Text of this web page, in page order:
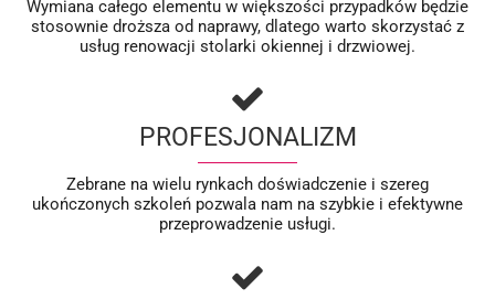
Wymiana całego elementu w większości przypadków będzie
stosownie droższa od naprawy, dlatego warto skorzystać z
usług renowacji stolarki okiennej i drzwiowej.
PROFESJONALIZM
Zebrane na wielu rynkach doświadczenie i szereg
ukończonych szkoleń pozwala nam na szybkie i efektywne
przeprowadzenie usługi.